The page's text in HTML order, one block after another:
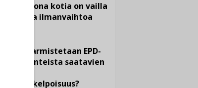
Yli miljoona kotia on vailla
toimivaa ilmanvaihtoa
Miten varmistetaan EPD-
dokumenteista saatavien
vertailukelpoisuus?